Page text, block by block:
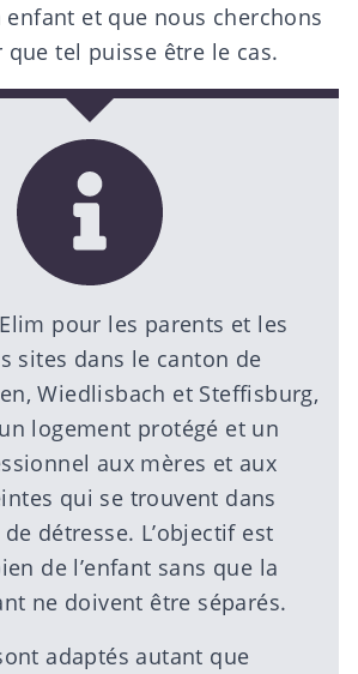
enfant et que nous cherchons
tel puisse être le cas.
pour les parents et les
sites dans le canton de
Wiedlisbach et Steffisburg,
logement protégé et un
aux mères et aux
qui se trouvent dans
détresse. L’objectif est
de l’enfant sans que la
ne doivent être séparés.
adaptés autant que